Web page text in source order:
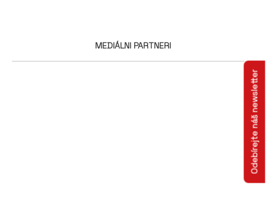
MEDIÁLNI PARTNERI
Odebírejte náš newsletter